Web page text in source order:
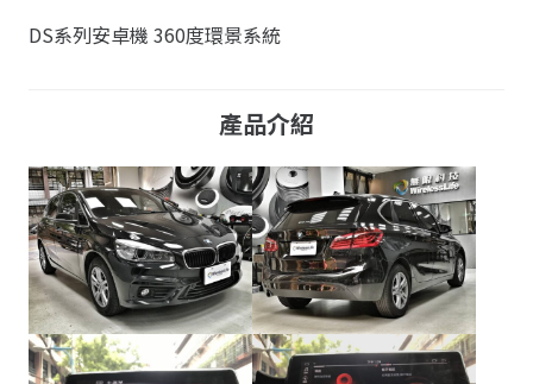
DS系列安卓機 360度環景系統
產品介紹